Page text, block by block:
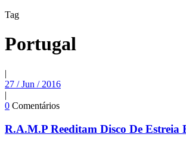
Tag
Portugal
|
27 / Jun / 2016
|
0 Comentários
R.A.M.P Reeditam Disco De Estreia